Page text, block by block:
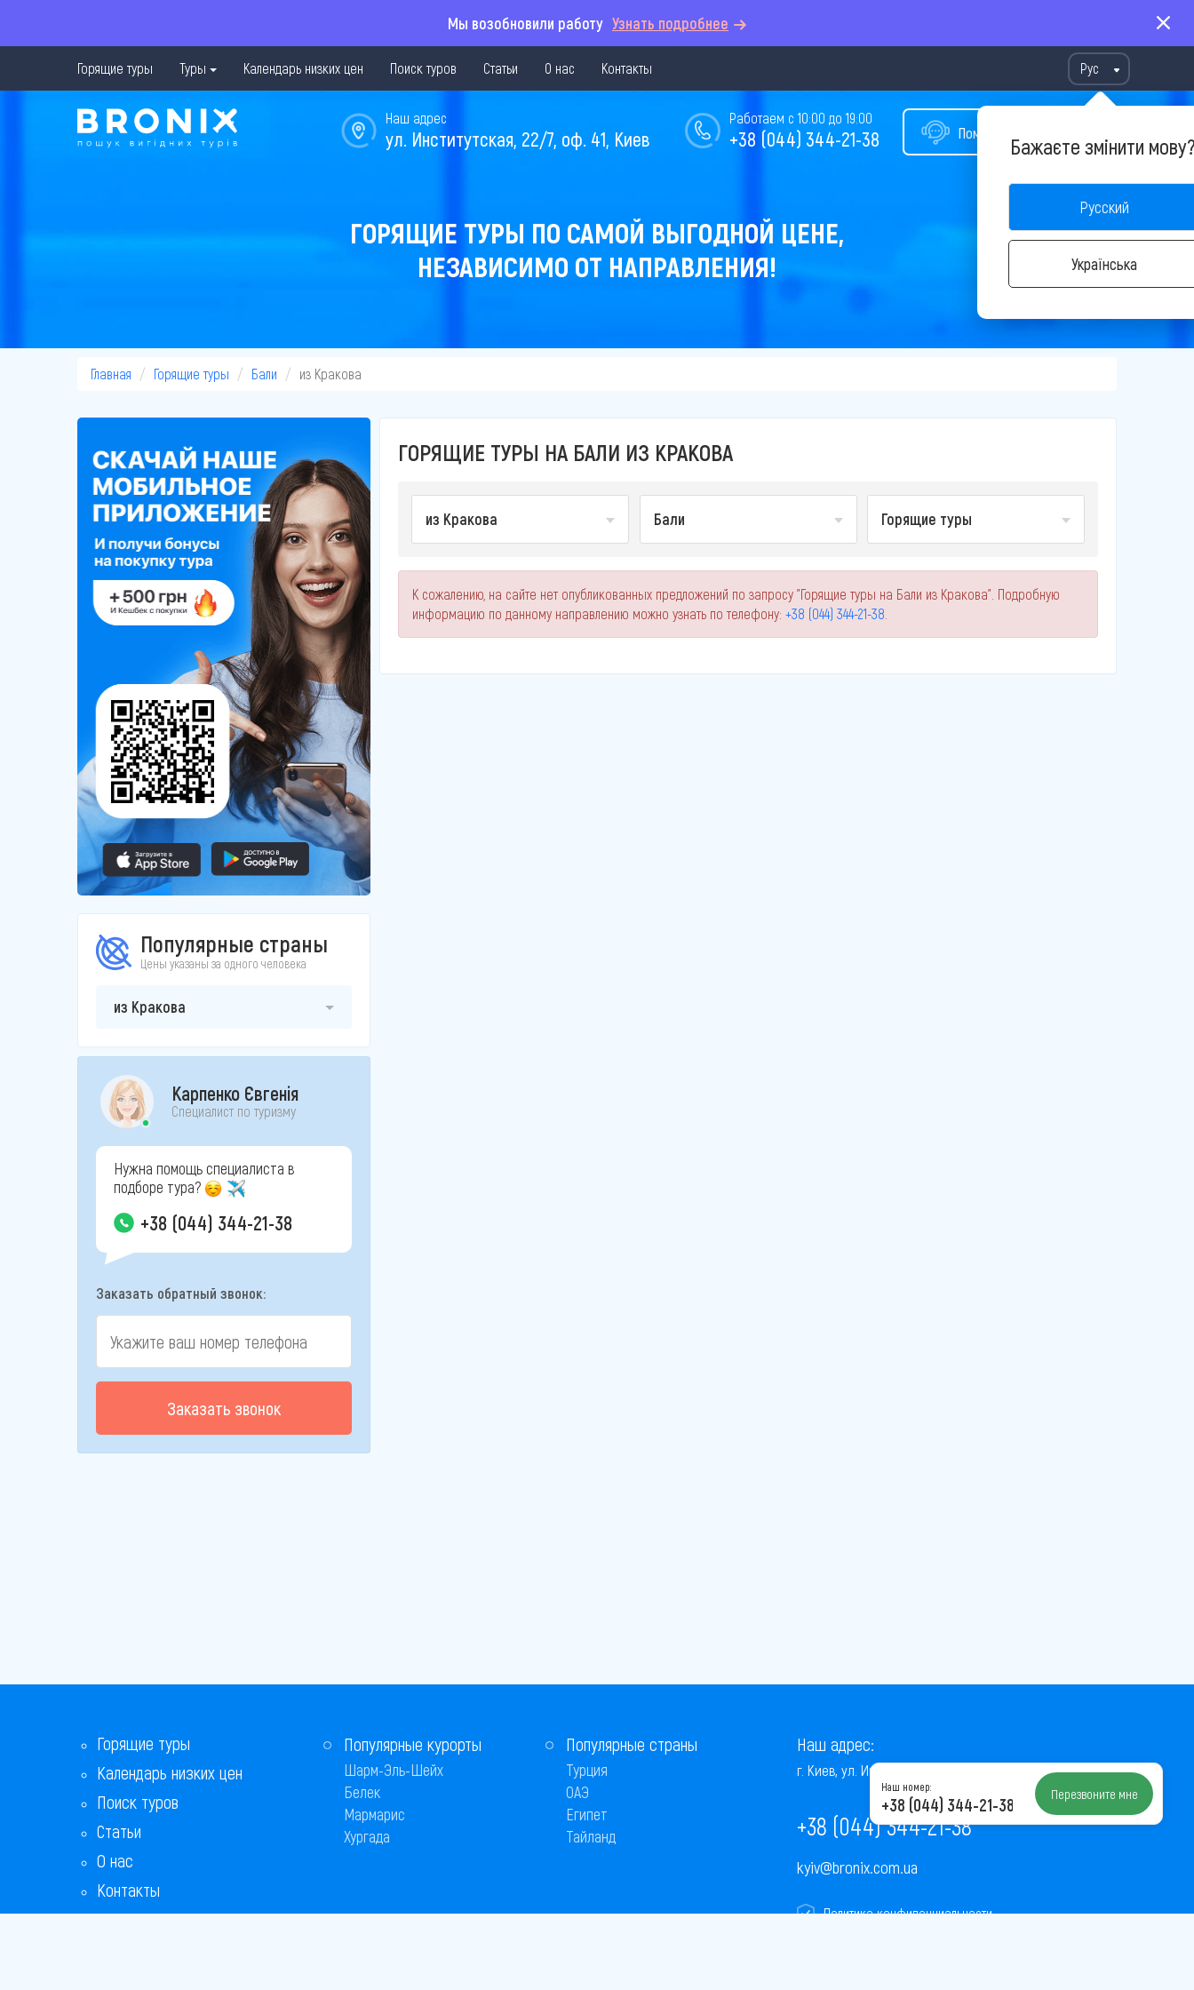
Мы возобновили работу Узнать подробнее
Горящие туры Туры Календарь низких цен Поиск туров Статьи О нас Контакты Рус
Бажаєте змінити
Русский
Українська
Помощь в подборе тура
Работаем с 10:00 до 19:00
+38 (044) 344-21-38
Наш адрес
ул. Институтская, 22/7, оф. 41, Киев
ГОРЯЩИЕ ТУРЫ ПО САМОЙ ВЫГОДНОЙ ЦЕНЕ,
НЕЗАВИСИМО ОТ НАПРАВЛЕНИЯ!
Главная Горящие туры Бали из Кракова
Популярные страны
Цены указаны за одного человека
из Кракова
Карпенко Євгенія
Специалист по туризму
Нужна помощь специалиста в
подборе тура?
+38 (044) 344-21-38
Заказать обратный звонок:
Заказать звонок
ГОРЯЩИЕ ТУРЫ НА БАЛИ ИЗ КРАКОВА
из Кракова Бали Горящие туры
К сожалению, на сайте нет опубликованных предложений по запросу "Горящие туры на Бали из Кракова". Подробную
информацию по данному направлению можно узнать по телефону: +38 (044) 344-21-38
Горящие туры
Календарь низких цен
Поиск туров
Статьи
О нас
Контакты
Бонусная программа
Популярные курорты
Шарм-Эль-Шейх
Белек
Мармарис
Хургада
Популярные страны
Турция
ОАЭ
Египет
Тайланд
Наш адрес:
г. Киев, ул. Институтская, 22/7, оф. 41
+38 (044) 344-21-38
kyiv@bronix.com.ua
Политика конфиденциальности
Наш номер:
+38 (044) 344-21-38 Перезвоните мне